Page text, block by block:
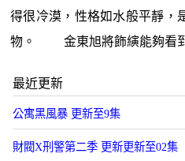
得很冷漠，性格如水般平靜，
物。 金東旭將飾縯能夠看
最近更新
公寓黑風暴 更新至9集
財閥X刑警第二季 更新更新至02集